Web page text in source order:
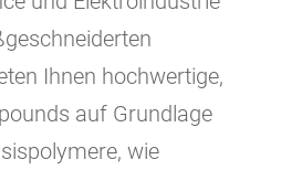
Ihnen hochwertige,
auf Grundlage
wie